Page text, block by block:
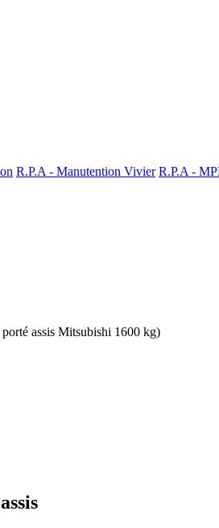
R.P.A - Manutention Vivier R.P.A -
assis Mitsubishi 1600 kg)